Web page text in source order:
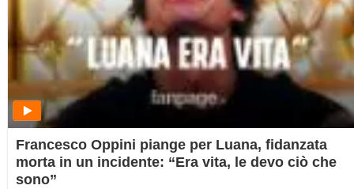
Francesco Oppini piange per Luana, fidanzata
morta in un incidente: “Era vita, le devo ciò che
sono”